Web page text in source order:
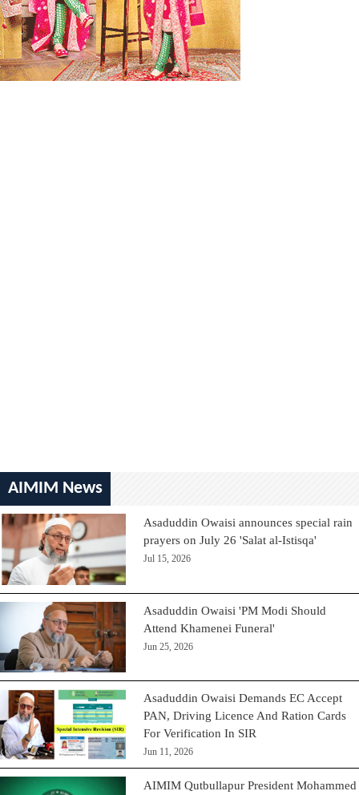
AIMIM News
Asaduddin Owaisi announces special rain
prayers on July 26 'Salat al-Istisqa'
Jul 15, 2026
Asaduddin Owaisi 'PM Modi Should
Attend Khamenei Funeral'
Jun 25, 2026
Asaduddin Owaisi Demands EC Accept
PAN, Driving Licence And Ration Cards
For Verification In SIR
Jun 11, 2026
AIMIM Qutbullapur President Mohammed